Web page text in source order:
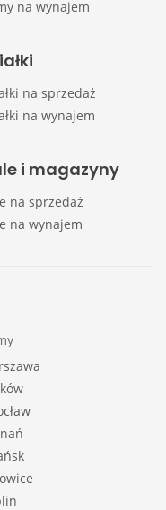
na wynajem
na sprzedaż
na wynajem
i magazyny
na sprzedaż
na wynajem